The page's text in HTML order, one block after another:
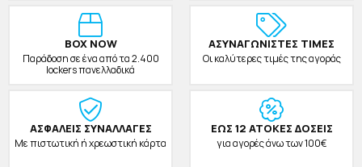
BOX NOW
Παράδοση σε ένα από τα 2.400
lockers πανελλαδικά
ΑΣΥΝΑΓΩΝΙΣΤΕΣ ΤΙΜΕΣ
Οι καλύτερες τιμές της αγοράς
ΑΣΦΑΛΕΙΣ ΣΥΝΑΛΛΑΓΕΣ
Με πιστωτική ή χρεωστική κάρτα
ΕΩΣ 12 ΑΤΟΚΕΣ ΔΟΣΕΙΣ
για αγορές άνω των 100€